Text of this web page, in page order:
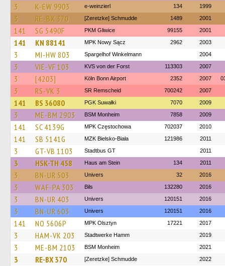
3 K-EW 9903 e-weinzierl 134 1999
3 RE-BX 370 [Zeretzke] Schmudde 1489 2001
141 SG 5490F PKM Gliwice 99155 2001
141 KN 88141 MPK Nowy Sącz 2962 2003
3 MI-HW 803 Spargelhof Winkelmann 2004
3 VIE-VF 103 KVS von der Forst 113303 2007
3 [4203] Köln Bonn Airport 2352 2007
3 RS-VK 3 SR Remscheid 700242 2007
141 BS 36080 PGK Suwałki 7070 2009
3 ME-BM 2903 BSM Monheim 7858 2009
141 SC 4139G MPK Częstochowa 702037 2010
141 SB 5141G MZK Bielsko-Biała 121986 2011
3 GT-VB 1103 Stadtbus GT 2011
3 HSK-TH 458 Haus am Stein 134 2011
3 BN-UR 503 Univers 32 2016
3 WAF-PA 303 Bils 132280 2016
3 BN-UR 403 Univers 120151 2016
3 BN-UR 603 Univers 120151 2016
141 NO 5606P MPK Olsztyn 17221 2017
3 HAM-VK 203 Stadtwerke Hamm 2019
3 ME-BM 2103 BSM Monheim 2021
3 RE-BX 370 [Zeretzke] Schmudde 2022